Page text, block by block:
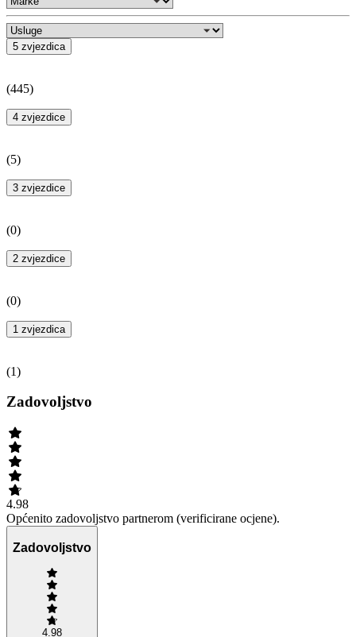
5 zvjezdica
(445)
4 zvjezdice
(5)
3 zvjezdice
(0)
2 zvjezdice
(0)
1 zvjezdica
(1)
Zadovoljstvo
4.98
Općenito zadovoljstvo partnerom (verificirane ocjene).
Zadovoljstvo
4.98